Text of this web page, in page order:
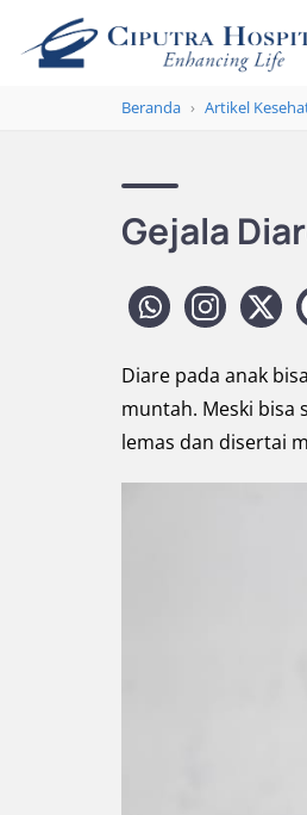
Beranda › Artikel
Gejala
Diare pada anak
muntah. Meski bisa
lemas dan disertai